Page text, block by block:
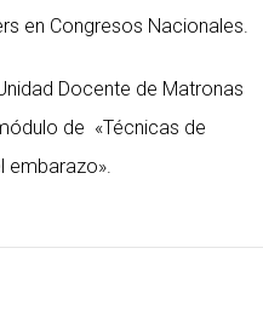
en Congresos Nacionales.
Docente de Matronas
de «Técnicas de
embarazo».